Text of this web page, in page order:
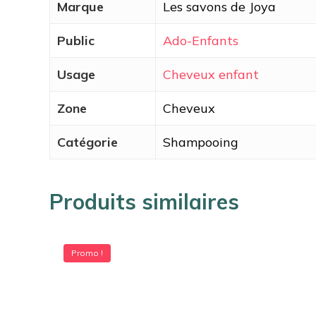
Marque Les savons de Joya
Public Ado-Enfants
Usage Cheveux enfant
Zone Cheveux
Catégorie Shampooing
Produits similaires
Promo !